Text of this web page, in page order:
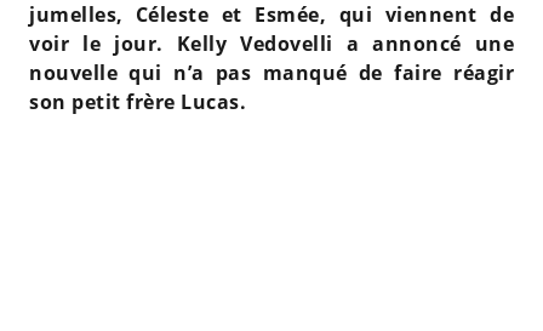
jumelles, Céleste et Esmée, qui viennent de
voir le jour. Kelly Vedovelli a annoncé une
nouvelle qui n’a pas manqué de faire réagir
son petit frère Lucas.